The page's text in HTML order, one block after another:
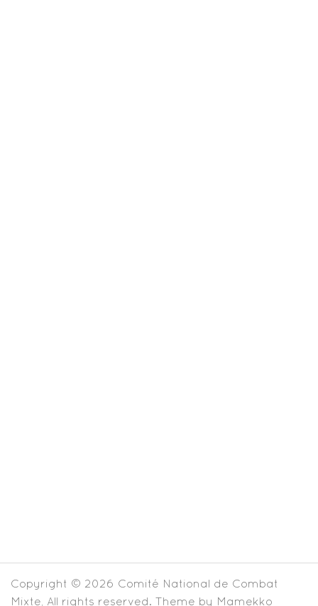
Copyright © 2026 Comité National de Combat
Mixte , All rights reserved. Theme by Mamekko